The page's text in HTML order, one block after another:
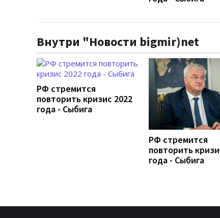
Внутри "Новости bigmir)net
РФ стремится
повторить кризис 2022
года - Сыбига
РФ стремится
повторить
года - Сыбига